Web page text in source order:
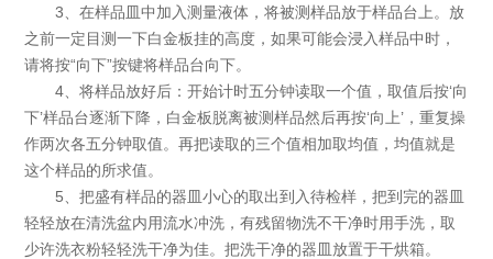
3、在样品皿中加入测量液体，将被测样品放于样品台上。放
之前一定目测一下白金板挂的高度，如果可能会浸入样品中时，
请将按“向下”按键将样品台向下。
4、将样品放好后：开始计时五分钟读取一个值，取值后按‘向
下’样品台逐渐下降，白金板脱离被测样品然后再按‘向上’，重复操
作两次各五分钟取值。再把读取的三个值相加取均值，均值就是
这个样品的所求值。
5、把盛有样品的器皿小心的取出到入待检样，把到完的器皿
轻轻放在清洗盆内用流水冲洗，有残留物洗不干净时用手洗，取
少许洗衣粉轻轻洗干净为佳。把洗干净的器皿放置于干烘箱。